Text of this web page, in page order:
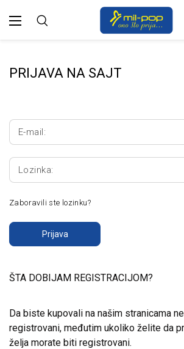
PRIJAVA NA SAJT
E-mail:
Lozinka:
Zaboravili ste lozinku?
Prijava
ŠTA DOBIJAM REGISTRACIJOM?
Da biste kupovali na našim stranicama
registrovani, međutim ukoliko želite da
želja morate biti registrovani.